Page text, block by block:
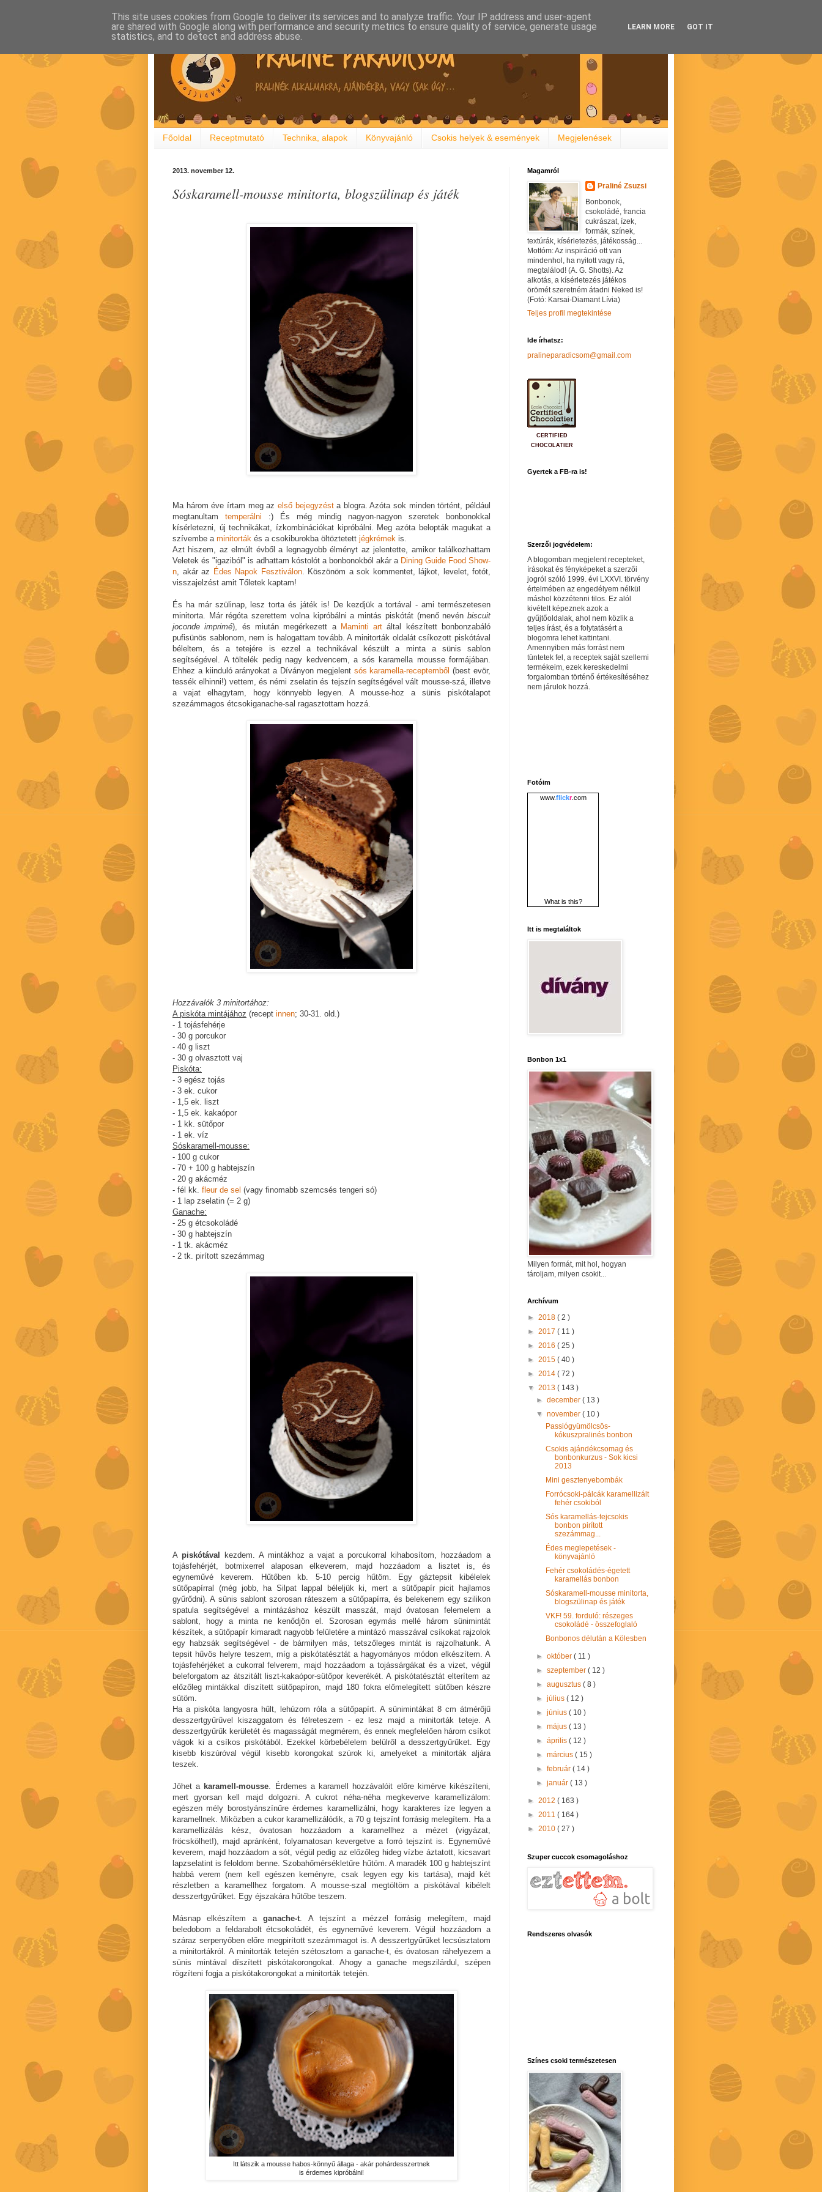
Főoldal Receptmutató Technika, alapok Könyvajánló Csokis helyek & események Megjelenések
2013. november 12.
Sóskaramell-mousse minitorta, blogszülinap és játék
Ma három éve írtam meg az első bejegyzésta blogra. Azóta sok minden történt, például
megtanultam temperálni :) És még mindig nagyon-nagyon szeretek bonbonokkal
kísérletezni, új technikákat, ízkombinációkat kipróbálni. Meg azóta belopták magukat a
szívembe a minitorták és a csokiburokba öltöztetett jégkrémek is.
Azt hiszem, az elmúlt évből a legnagyobb élményt az jelentette, amikor találkozhattam
Veletek és "igaziból" is adhattam kóstolót a bonbonokból akár a Dining Guide Food Show-
n, akár az Édes Napok Fesztiválon. Köszönöm a sok kommentet, lájkot, levelet, fotót,
visszajelzést amit Tőletek kaptam!
És ha már szülinap, lesz torta és játék is! De kezdjük a tortával - ami természetesen
minitorta. Már régóta szerettem volna kipróbálni a mintás piskótát (menő nevén biscuit
joconde imprimé), és miután megérkezett a Maminti art által készített bonbonzabáló
pufisünös sablonom, nem is halogattam tovább. A minitorták oldalát csíkozott piskótával
béleltem, és a tetejére is ezzel a technikával készült a minta a sünis sablon
segítségével. A töltelék pedig nagy kedvencem, a sós karamella mousse formájában.
Ehhez a kiinduló arányokat a Díványon megjelent sós karamella-receptemből (best evör,
tessék elhinni!) vettem, és némi zselatin és tejszín segítségével vált mousse-szá, illetve
a vajat elhagytam, hogy könnyebb legyen. A mousse-hoz a sünis piskótalapot
szezámmagos étcsokiganache-sal ragasztottam hozzá.
Hozzávalók 3 minitortához:
A piskóta mintájához (recept innen; 30-31. old.)
- 1 tojásfehérje
- 30 g porcukor
- 40 g liszt
- 30 g olvasztott vaj
Piskóta:
- 3 egész tojás
- 3 ek. cukor
- 1,5 ek. liszt
- 1,5 ek. kakaópor
- 1 kk. sütőpor
- 1 ek. víz
Sóskaramell-mousse:
- 100 g cukor
- 70 + 100 g habtejszín
- 20 g akácméz
- fél kk. fleur de sel (vagy finomabb szemcsés tengeri só)
- 1 lap zselatin (= 2 g)
Ganache:
- 25 g étcsokoládé
- 30 g habtejszín
- 1 tk. akácméz
- 2 tk. pirított szezámmag
A piskótával
kezdem. A mintákhoz a vajat a porcukorral kihabosítom, hozzáadom a
tojásfehérjét, botmixerrel alaposan elkeverem, majd hozzáadom a lisztet is, és
egyneművé keverem. Hűtőben kb. 5-10 percig hűtöm. Egy gáztepsit kibélelek
sütőpapírral (még jobb, ha Silpat lappal béleljük ki, mert a sütőpapír picit hajlamos
gyűrődni). A sünis sablont szorosan ráteszem a sütőpapírra, és belekenem egy szilikon
spatula segítségével a mintázáshoz készült masszát, majd óvatosan felemelem a
sablont, hogy a minta ne kenődjön el. Szorosan egymás mellé három sünimintát
készítek, a sütőpapír kimaradt nagyobb felületére a mintázó masszával csíkokat rajzolok
egy habzsák segítségével - de bármilyen más, tetszőleges mintát is rajzolhatunk. A
tepsit hűvös helyre teszem, míg a piskótatésztát a hagyományos módon elkészítem. A
tojásfehérjéket a cukorral felverem, majd hozzáadom a tojássárgákat és a vizet, végül
beleforgatom az átszitált liszt-kakaópor-sütőpor keverékét. A piskótatésztát elterítem az
előzőleg mintákkal díszített sütőpapíron, majd 180 fokra előmelegített sütőben készre
sütöm.
Ha a piskóta langyosra hűlt, lehúzom róla a sütőpapírt. A sünimintákat 8 cm átmérőjű
desszertgyűrűvel kiszaggatom és félreteszem - ez lesz majd a minitorták teteje. A
desszertgyűrűk kerületét és magasságát megmérem, és ennek megfelelően három csíkot
vágok ki a csíkos piskótából. Ezekkel körbebélelem belülről a desszertgyűrűket. Egy
kisebb kiszúróval végül kisebb korongokat szúrok ki, amelyeket a minitorták aljára
teszek.
Jöhet a karamell-mousse. Érdemes a karamell hozzávalóit előre kimérve kikészíteni,
mert gyorsan kell majd dolgozni. A cukrot néha-néha megkeverve karamellizálom:
egészen mély borostyánszínűre érdemes karamellizálni, hogy karakteres íze legyen a
karamellnek. Miközben a cukor karamellizálódik, a 70 g tejszínt forrásig melegítem. Ha a
karamellizálás kész, óvatosan hozzáadom a karamellhez a mézet (vigyázat,
fröcskölhet!), majd apránként, folyamatosan kevergetve a forró tejszínt is. Egyneművé
keverem, majd hozzáadom a sót, végül pedig az előzőleg hideg vízbe áztatott, kicsavart
lapzselatint is feloldom benne. Szobahőmérsékletűre hűtöm. A maradék 100 g habtejszínt
habbá verem (nem kell egészen keményre, csak legyen egy kis tartása), majd két
részletben a karamellhez forgatom. A mousse-szal megtöltöm a piskótával kibélelt
desszertgyűrűket. Egy éjszakára hűtőbe teszem.
Másnap elkészítem aganache-t. A tejszínt a mézzel forrásig melegítem, majd
beledobom a feldarabolt étcsokoládét, és egyneművé keverem. Végül hozzáadom a
száraz serpenyőben előre megpirított szezámmagot is. A desszertgyűrűket lecsúsztatom
a minitortákról. A minitorták tetején szétosztom a ganache-t, és óvatosan ráhelyezem a
sünis mintával díszített piskótakorongokat. Ahogy a ganache megszilárdul, szépen
rögzíteni fogja a piskótakorongokat a minitorták tetején.
Itt látszik a mousse habos-könnyű állaga - akár pohárdesszertnek
is érdemes kipróbálni!
Magamról
Praliné Zsuzsi
Bonbonok,
csokoládé, francia
cukrászat, ízek,
formák, színek,
textúrák, kísérletezés, játékosság...
Mottóm: Az inspiráció ott van
mindenhol, ha nyitott vagy rá,
megtalálod! (A. G. Shotts). Az
alkotás, a kísérletezés játékos
örömét szeretném átadni Neked is!
(Fotó: Karsai-Diamant Lívia)
Teljes profil megtekintése
Ide írhatsz:
pralineparadicsom@gmail.com
CERTIFIED
CHOCOLATIER
Gyertek a FB-ra is!
Szerzői jogvédelem:
A blogomban megjelent recepteket,
írásokat és fényképeket a szerzői
jogról szóló 1999. évi LXXVI. törvény
értelmében az engedélyem nélkül
máshol közzétenni tilos. Ez alól
kivételt képeznek azok a
gyűjtőoldalak, ahol nem közlik a
teljes írást, és a folytatásért a
blogomra lehet kattintani.
Amennyiben más forrást nem
tüntetek fel, a receptek saját szellemi
termékeim, ezek kereskedelmi
forgalomban történő értékesítéséhez
nem járulok hozzá.
Fotóim
www.flickr.com
What is this?
Itt is megtaláltok
Bonbon 1x1
Milyen formát, mit hol, hogyan
tároljam, milyen csokit...
Archívum
► 2018 ( 2 )
► 2017 ( 11 )
► 2016 ( 25 )
► 2015 ( 40 )
► 2014 ( 72 )
▼ 2013 ( 143 )
►december( 13 )
▼november( 10 )
Passiógyümölcsös-
kókuszpralinés bonbon
Csokis ajándékcsomag és
bonbonkurzus - Sok kicsi
2013
Mini gesztenyebombák
Forrócsoki-pálcák karamellizált
fehér csokiból
Sós karamellás-tejcsokis
bonbon pirított
szezámmag...
Édes meglepetések -
könyvajánló
Fehér csokoládés-égetett
karamellás bonbon
Sóskaramell-mousse minitorta,
blogszülinap és játék
VKF! 59. forduló: részeges
csokoládé - összefoglaló
Bonbonos délután a Kölesben
►október( 11 )
►szeptember( 12 )
►augusztus( 8 )
►július( 12 )
►június( 10 )
►május( 13 )
►április( 12 )
►március( 15 )
►február( 14 )
►január( 13 )
► 2012 ( 163 )
► 2011 ( 164 )
► 2010 ( 27 )
Szuper cuccok csomagoláshoz
Rendszeres olvasók
Színes csoki természetesen
This site uses cookies from Google to deliver its services and to analyze traffic. Your IP address and user-agent
are shared with Google along with performance and security metrics to ensure quality of service, generate usage
statistics, and to detect and address abuse.
LEARN MORE GOT IT